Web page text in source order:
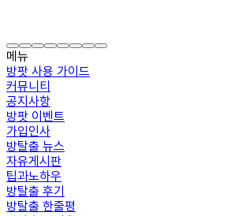
메뉴
방팟 사용 가이드
커뮤니티
공지사항
방팟 이벤트
가입인사
방탈출 뉴스
자유게시판
팁과노하우
방탈출 후기
방탈출 한줄평